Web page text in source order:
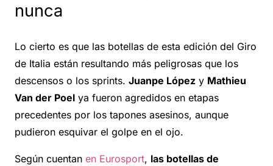
nunca
Lo cierto es que las botellas de esta edición del Giro
de Italia están resultando más peligrosas que los
descensos o los sprints. Juanpe López y Mathieu
Van der Poel ya fueron agredidos en etapas
precedentes por los tapones asesinos, aunque
pudieron esquivar el golpe en el ojo.
Según cuentan en Eurosport, las botellas de